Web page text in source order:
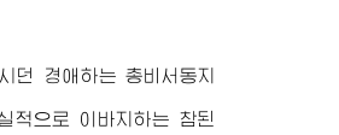
던 경애하는 총비서동지
적으로 이바지하는 참된